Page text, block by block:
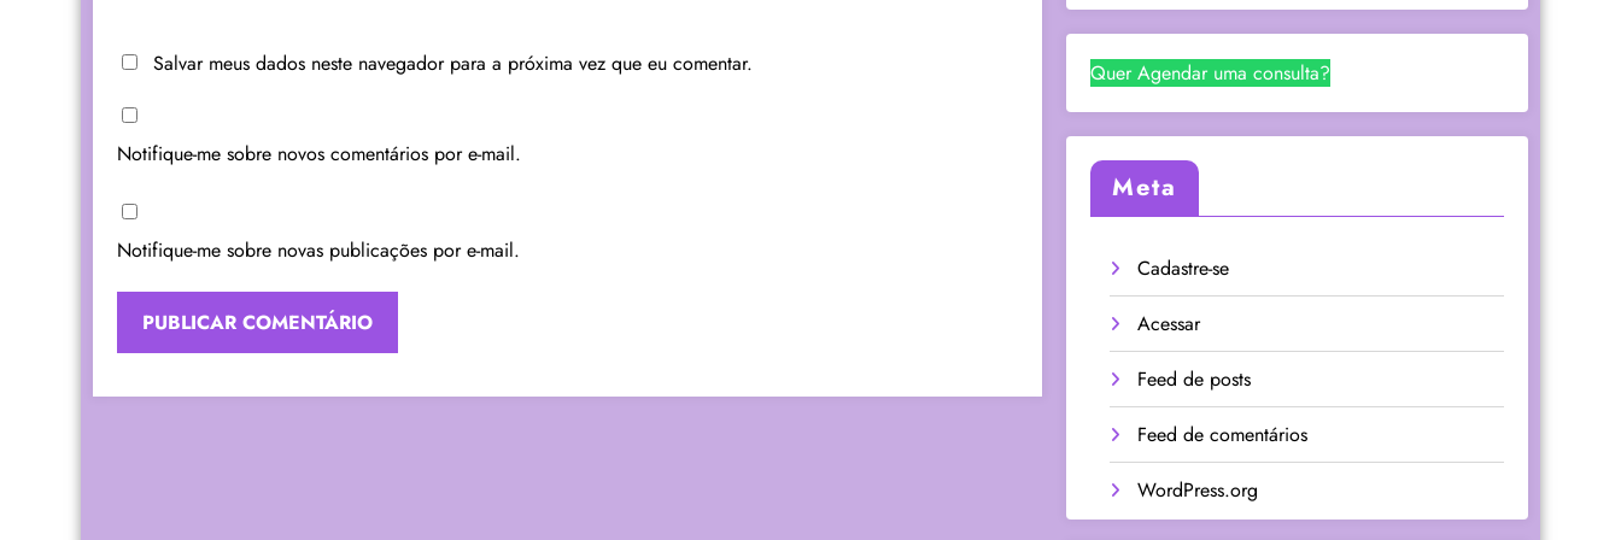
Salvar meus dados neste navegador para a próxima vez que eu comentar.
Notifique-me sobre novos comentários por e-mail.
Notifique-me sobre novas publicações por e-mail.
Quer Agendar uma consulta?
Meta
Cadastre-se
Acessar
Feed de posts
Feed de comentários
WordPress.org